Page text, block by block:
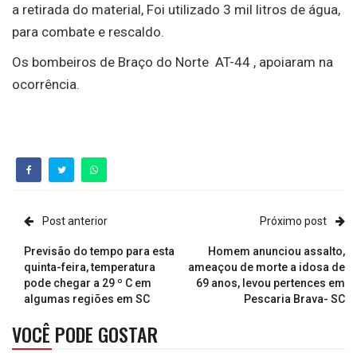
a retirada do material, Foi utilizado 3 mil litros de água,
para combate e rescaldo.
Os bombeiros de Braço do Norte AT-44 , apoiaram na
ocorrência.
Post anterior
Previsão do tempo para esta
quinta-feira, temperatura
pode chegar a 29 º C em
algumas regiões em SC
Próximo post
Homem anunciou assalto,
ameaçou de morte a idosa de
69 anos, levou pertences em
Pescaria Brava- SC
VOCÊ PODE GOSTAR